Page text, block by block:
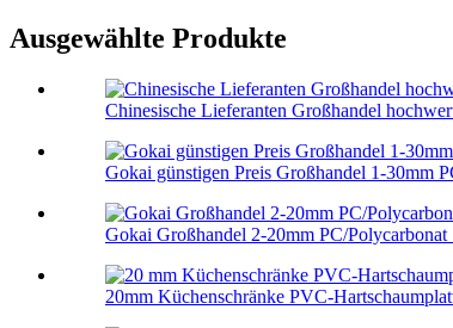
Ausgewählte Produkte
Chinesische Lieferanten Großhandel
Gokai günstigen Preis Großhandel 1-30mm
Gokai Großhandel 2-20mm PC/Polycarbonat
20mm Küchenschränke PVC-